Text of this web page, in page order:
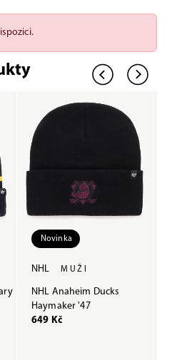
Novinka
NHL MUŽI
NHL Anaheim Ducks
Haymaker '47
649 Kč